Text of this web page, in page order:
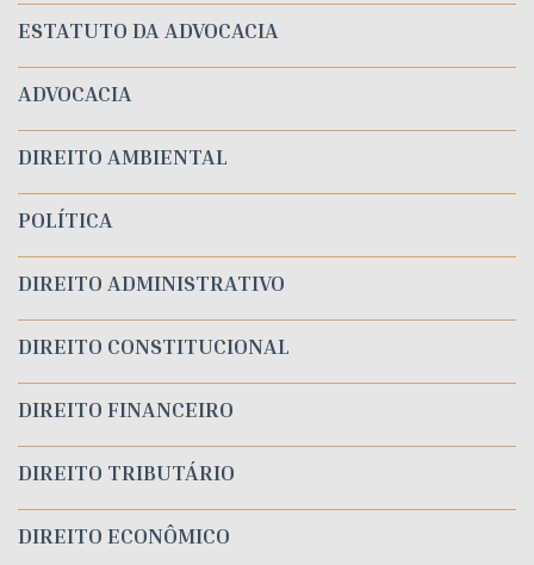
ESTATUTO DA ADVOCACIA
ADVOCACIA
DIREITO AMBIENTAL
POLÍTICA
DIREITO ADMINISTRATIVO
DIREITO CONSTITUCIONAL
DIREITO FINANCEIRO
DIREITO TRIBUTÁRIO
DIREITO ECONÔMICO